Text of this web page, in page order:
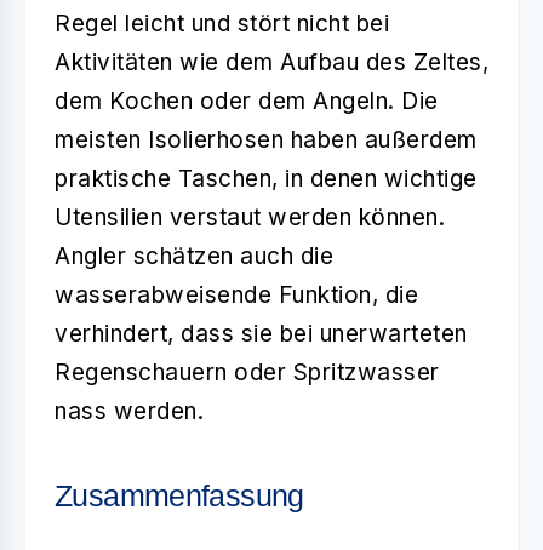
Regel leicht und stört nicht bei
Aktivitäten wie dem Aufbau des Zeltes,
dem Kochen oder dem Angeln. Die
meisten Isolierhosen haben außerdem
praktische Taschen, in denen wichtige
Utensilien verstaut werden können.
Angler schätzen auch die
wasserabweisende Funktion, die
verhindert, dass sie bei unerwarteten
Regenschauern oder Spritzwasser
nass werden.
Zusammenfassung